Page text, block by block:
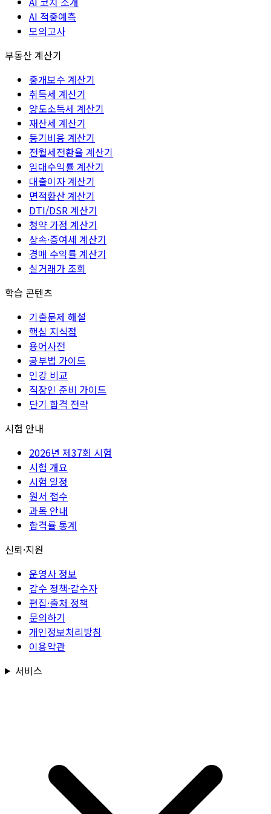
AI 적중예측
모의고사
부동산 계산기
중개보수 계산기
취득세 계산기
양도소득세 계산기
재산세 계산기
등기비용 계산기
전월세전환율 계산기
임대수익률 계산기
대출이자 계산기
면적환산 계산기
DTI/DSR 계산기
청약 가점 계산기
상속·증여세 계산기
경매 수익률 계산기
실거래가 조회
학습 콘텐츠
기출문제 해설
핵심 지식점
용어사전
공부법 가이드
인강 비교
직장인 준비 가이드
단기 합격 전략
시험 안내
2026년 제37회 시험
시험 개요
시험 일정
원서 접수
과목 안내
합격률 통계
신뢰·지원
운영사 정보
감수 정책·감수자
편집·출처 정책
문의하기
개인정보처리방침
이용약관
서비스